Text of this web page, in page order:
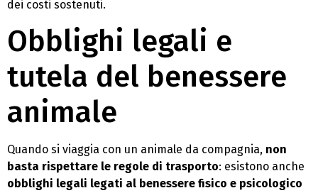
dei costi sostenuti.
Obblighi legali e
tutela del benessere
animale
Quando si viaggia con un animale da compagnia, non
basta rispettare le regole di trasporto: esistono anche
obblighi legali legati al benessere fisico e psicologico